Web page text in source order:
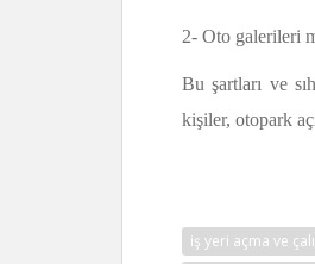
2- Oto galerileri
Bu şartları ve
kişiler, otopark
iş yeri açma ve